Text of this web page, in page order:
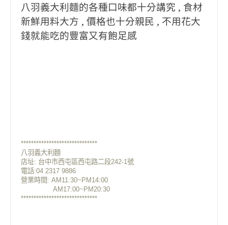
八羽義大利麵的各種口味都十分講究 , 食材
新鮮用料大方 , 價格也十分親民 , 不用花大
錢就能吃的豐富又有飽足感
******************************
八羽義大利麵
店址: 台中市西屯區西屯路二段242-1號
電話:04 2317 9886
營業時間: AM11:30~PM14:00
AM17:00~PM20:30
******************************